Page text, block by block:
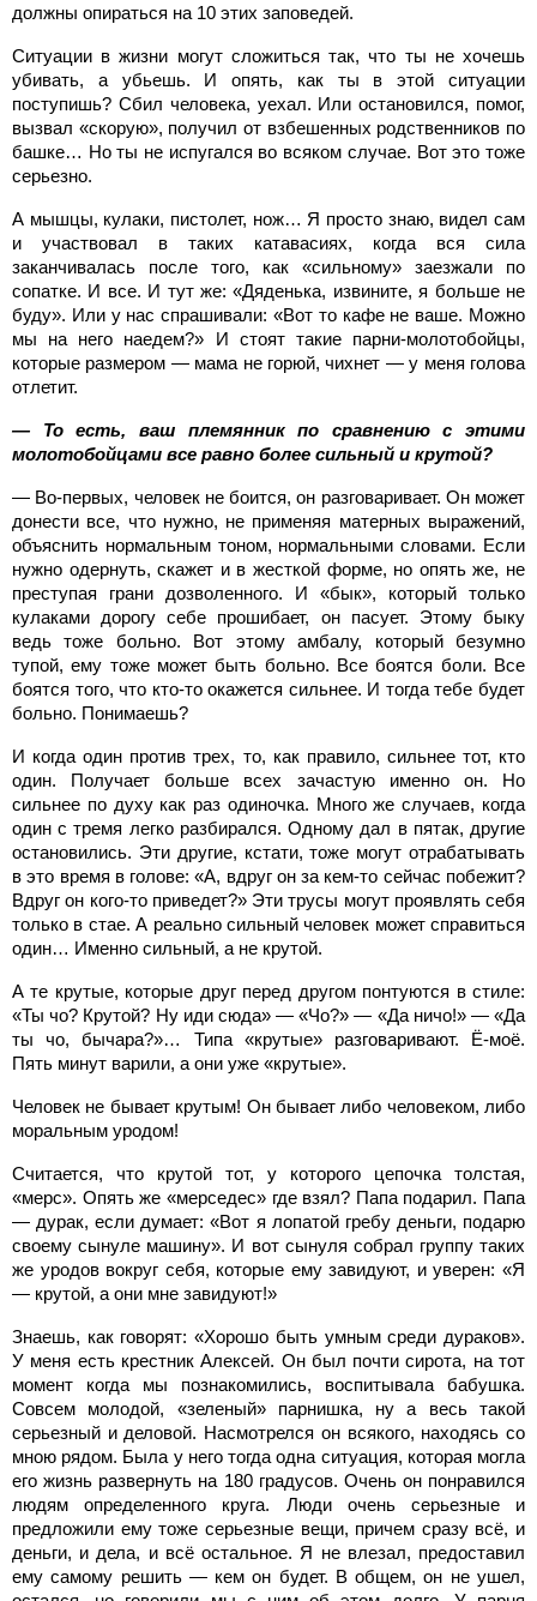
должны опираться на 10 этих заповедей.
Ситуации в жизни могут сложиться так, что ты не хочешь
убивать, а убьешь. И опять, как ты в этой ситуации
поступишь? Сбил человека, уехал. Или остановился, помог,
вызвал «скорую», получил от взбешенных родственников по
башке… Но ты не испугался во всяком случае. Вот это тоже
серьезно.
А мышцы, кулаки, пистолет, нож… Я просто знаю, видел сам
и участвовал в таких катавасиях, когда вся сила
заканчивалась после того, как «сильному» заезжали по
сопатке. И все. И тут же: «Дяденька, извините, я больше не
буду». Или у нас спрашивали: «Вот то кафе не ваше. Можно
мы на него наедем?» И стоят такие парни-молотобойцы,
которые размером — мама не горюй, чихнет — у меня голова
отлетит.
— То есть, ваш племянник по сравнению с этими
молотобойцами все равно более сильный и крутой?
— Во-первых, человек не боится, он разговаривает. Он может
донести все, что нужно, не применяя матерных выражений,
объяснить нормальным тоном, нормальными словами. Если
нужно одернуть, скажет и в жесткой форме, но опять же, не
преступая грани дозволенного. И «бык», который только
кулаками дорогу себе прошибает, он пасует. Этому быку
ведь тоже больно. Вот этому амбалу, который безумно
тупой, ему тоже может быть больно. Все боятся боли. Все
боятся того, что кто-то окажется сильнее. И тогда тебе будет
больно. Понимаешь?
И когда один против трех, то, как правило, сильнее тот, кто
один. Получает больше всех зачастую именно он. Но
сильнее по духу как раз одиночка. Много же случаев, когда
один с тремя легко разбирался. Одному дал в пятак, другие
остановились. Эти другие, кстати, тоже могут отрабатывать
в это время в голове: «А, вдруг он за кем-то сейчас побежит?
Вдруг он кого-то приведет?» Эти трусы могут проявлять себя
только в стае. А реально сильный человек может справиться
один… Именно сильный, а не крутой.
А те крутые, которые друг перед другом понтуются в стиле:
«Ты чо? Крутой? Ну иди сюда» — «Чо?» — «Да ничо!» — «Да
ты чо, бычара?»… Типа «крутые» разговаривают. Ё-моё.
Пять минут варили, а они уже «крутые».
Человек не бывает крутым! Он бывает либо человеком, либо
моральным уродом!
Считается, что крутой тот, у которого цепочка толстая,
«мерс». Опять же «мерседес» где взял? Папа подарил. Папа
— дурак, если думает: «Вот я лопатой гребу деньги, подарю
своему сынуле машину». И вот сынуля собрал группу таких
же уродов вокруг себя, которые ему завидуют, и уверен: «Я
— крутой, а они мне завидуют!»
Знаешь, как говорят: «Хорошо быть умным среди дураков».
У меня есть крестник Алексей. Он был почти сирота, на тот
момент когда мы познакомились, воспитывала бабушка.
Совсем молодой, «зеленый» парнишка, ну а весь такой
серьезный и деловой. Насмотрелся он всякого, находясь со
мною рядом. Была у него тогда одна ситуация, которая могла
его жизнь развернуть на 180 градусов. Очень он понравился
людям определенного круга. Люди очень серьезные и
предложили ему тоже серьезные вещи, причем сразу всё, и
деньги, и дела, и всё остальное. Я не влезал, предоставил
ему самому решить — кем он будет. В общем, он не ушел,